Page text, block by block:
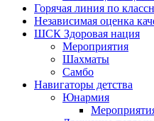
Горячая линия по
Независимая оценка
ШСК Здоровая нация
Мероприятия
Шахматы
Самбо
Навигаторы детства
Юнармия